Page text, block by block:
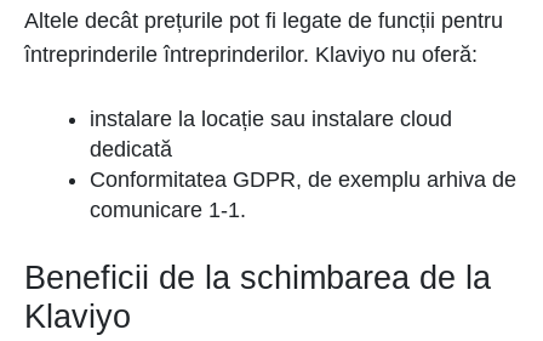
Altele decât prețurile pot fi legate de funcții pentru
întreprinderile întreprinderilor. Klaviyo nu oferă:
instalare la locație sau instalare cloud
dedicată
Conformitatea GDPR, de exemplu arhiva de
comunicare 1-1.
Beneficii de la schimbarea de la
Klaviyo